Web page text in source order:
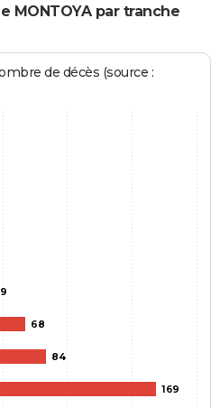
MONTOYA par tranche
de décès (source :
68
84
169